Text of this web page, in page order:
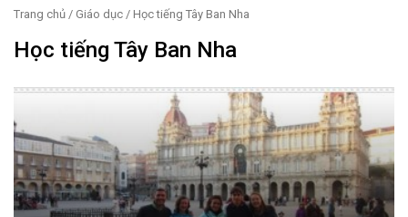
Trang chủ / Giáo dục / Học tiếng Tây Ban Nha
Học tiếng Tây Ban Nha